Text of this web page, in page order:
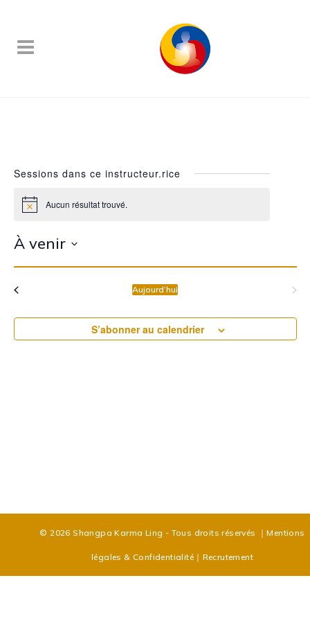
Sessions dans ce instructeur.rice
Notice Aucun résultat trouvé.
À venir
Sélectionnez
Aujourd’hui
S’abonner au calendrier
© 2026 Shangpa Karma Ling - Tous droits réservés ｜Mentions
légales & Confidentialité ｜ Recrutement